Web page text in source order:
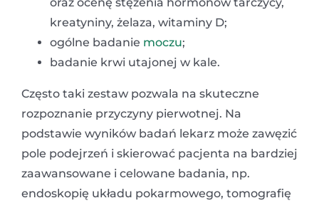
oraz ocenę stężenia hormonów tarczycy,
kreatyniny, żelaza, witaminy D;
ogólne badanie moczu;
badanie krwi utajonej w kale.
Często taki zestaw pozwala na skuteczne
rozpoznanie przyczyny pierwotnej. Na
podstawie wyników badań lekarz może zawęzić
pole podejrzeń i skierować pacjenta na bardziej
zaawansowane i celowane badania, np.
endoskopię układu pokarmowego, tomografię